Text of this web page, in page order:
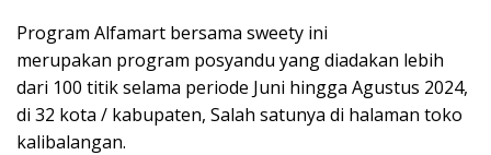
Program Alfamart bersama sweety ini
merupakan program posyandu yang diadakan lebih
dari 100 titik selama periode Juni hingga Agustus 2024,
di 32 kota / kabupaten, Salah satunya di halaman toko
kalibalangan.